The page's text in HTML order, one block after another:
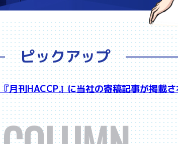
ピックアップ
『月刊HACCP』に当社の寄稿記事が掲載